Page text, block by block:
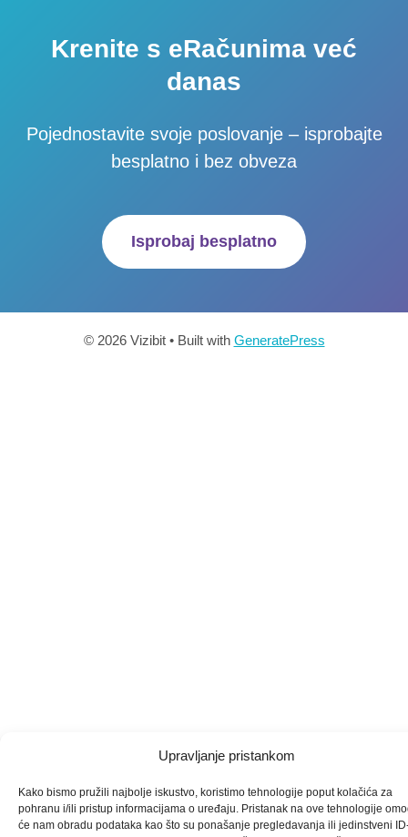
Upravljanje pristankom
Kako bismo pružili najbolje iskustvo, koristimo tehnologije poput kolačića za
pohranu i/ili pristup informacijama o uređaju. Pristanak na ove tehnologije
će nam obradu podataka kao što su ponašanje pregledavanja ili jedinstveni
Krenite s eRačunima već
danas
Pojednostavite svoje poslovanje – isprobajte
besplatno i bez obveza
Isprobaj besplatno
© 2026 Vizibit• Built with GeneratePress